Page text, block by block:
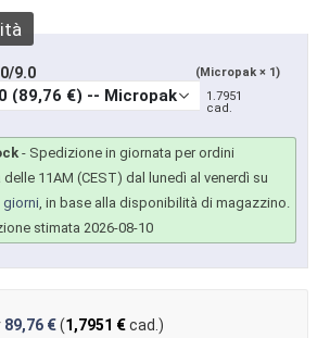
9.0 (Micropak × 1)
1.7951
cad.
- Spedizione in giornata per ordini
11AM (CEST) dal lunedì al venerdì su
giorni, in base alla disponibilità di magazzino.
stimata 2026-08-10
89,76 €(1,7951 €cad.)